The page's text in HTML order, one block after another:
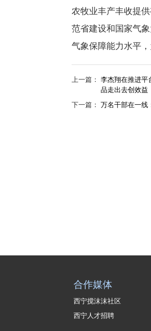
农牧业丰产丰收提
范省建设和国家气
气象保障能力水平
上一篇：
李杰翔在推进平
品走出去创效益
下一篇： 万名干部在一线
合作媒体
西宁搅沫沫社区
西宁人才招聘